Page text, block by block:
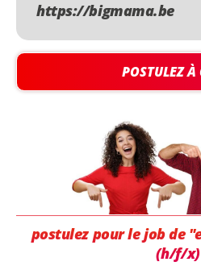
https://bigmama.be
POSTULEZ À
postulez pour le job de
(h/f/